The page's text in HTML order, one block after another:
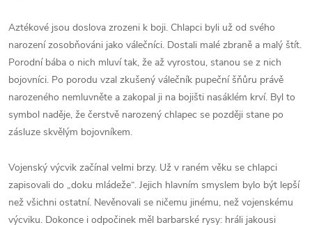
Aztékové jsou doslova zrozeni k boji. Chlapci byli už od svého
narození zosobňováni jako válečníci. Dostali malé zbraně a malý štít.
Porodní bába o nich mluví tak, že až vyrostou, stanou se z nich
bojovníci. Po porodu vzal zkušený válečník pupeční šňůru právě
narozeného nemluvněte a zakopal ji na bojišti nasáklém krví. Byl to
symbol naděje, že čerstvě narozený chlapec se později stane po
zásluze skvělým bojovníkem.
Vojenský výcvik začínal velmi brzy. Už v raném věku se chlapci
zapisovali do „doku mládeže“. Jejich hlavním smyslem bylo být lepší
než všichni ostatní. Nevěnovali se ničemu jinému, než vojenskému
výcviku. Dokonce i odpočinek měl barbarské rysy: hráli jakousi